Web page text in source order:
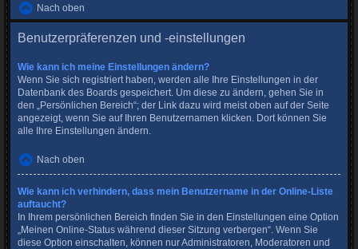
Nach oben
Benutzerpräferenzen und -einstellungen
Wie kann ich meine Einstellungen ändern?
Wenn Sie sich registriert haben, werden alle Ihre Einstellungen in der
Datenbank des Boards gespeichert. Um diese zu ändern, gehen Sie in
den „Persönlichen Bereich“; der Link dazu wird meist oben auf der Seite
angezeigt, wenn Sie auf Ihren Benutzernamen klicken. Dort können Sie
alle Ihre Einstellungen ändern.
Nach oben
Wie kann ich verhindern, dass mein Benutzername in der Online-Liste
auftaucht?
In Ihrem persönlichen Bereich finden Sie in den Einstellungen eine Option
„Meinen Online-Status während dieser Sitzung verbergen“. Wenn Sie
diese Option einschalten, können nur Administratoren, Moderatoren und